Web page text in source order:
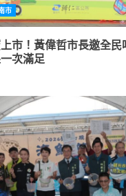
市
市！黃偉哲市長邀全
次滿足